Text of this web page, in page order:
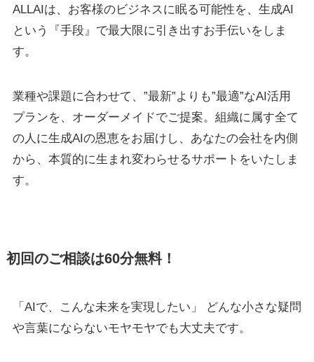
ALLAIは、お客様のビジネスに眠る可能性を、生成AI
という『手段』で最大限に引き出すお手伝いをしま
す。
業種や課題に合わせて、”最新”よりも”最適”なAI活用
プランを、オーダーメイドでご提案。組織に属す全て
の人に生成AIの恩恵をお届けし、あなたの会社を内側
から、本質的に生まれ変わらせるサポートをいたしま
す。
初回のご相談は60分無料！
「AIで、こんな未来を実現したい」 どんな小さな疑問
や言葉にならないモヤモヤでも大丈夫です。